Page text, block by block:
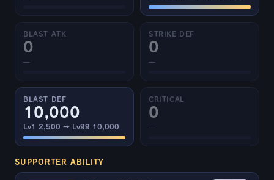
BLAST ATK
0
—
STRIKE DEF
0
—
BLAST DEF
10,000
Lv1 2,500 → Lv99 10,000
CRITICAL
0
—
SUPPORTER ABILITY